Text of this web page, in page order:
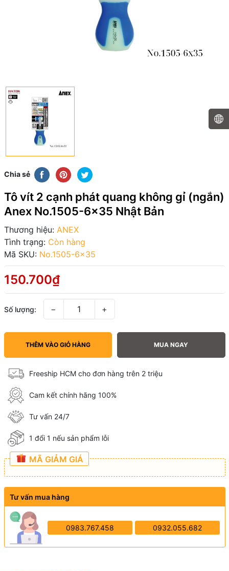
Chia sẻ
Tô vít 2 cạnh phát quang không gỉ (ngắn)
Anex No.1505-6x35 Nhật Bản
Thương hiệu: ANEX
Tình trạng: Còn hàng
Mã SKU: No.1505-6x35
150.700₫
Số lượng: − +
THÊM VÀO GIỎ HÀNG MUA NGAY
Freeship HCM cho đơn hàng trên 2 triệu
Cam kết chính hãng 100%
Tư vấn 24/7
1 đổi 1 nếu sản phẩm lỗi
MÃ GIẢM GIÁ
Tư vấn mua hàng
0983.767.458 0932.055.682